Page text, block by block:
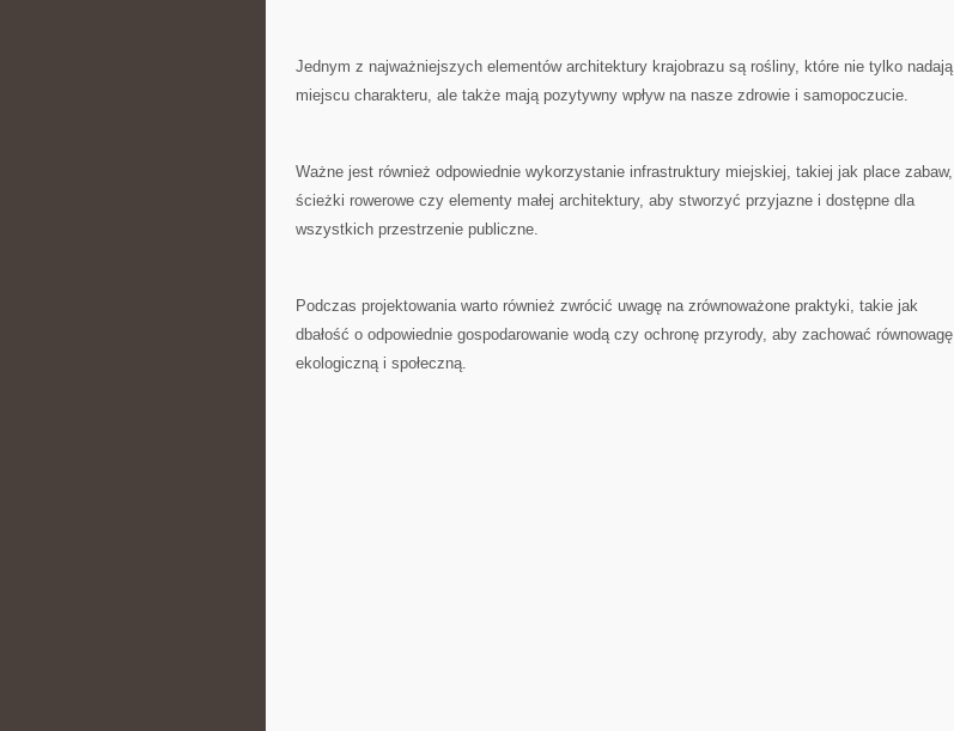
Jednym z najważniejszych elementów⁤ architektury krajobrazu są rośliny, które nie ‌tylko nadają⁢
miejscu charakteru, ⁣ale ​także mają ​pozytywny wpływ na ⁣nasze⁤ zdrowie i samopoczucie.
Ważne jest‌ również ⁣odpowiednie wykorzystanie infrastruktury miejskiej, takiej⁢ jak place zabaw,
ścieżki rowerowe czy elementy małej‌ architektury, aby stworzyć przyjazne i dostępne dla
wszystkich przestrzenie ⁢publiczne.
Podczas projektowania warto również zwrócić uwagę‍ na zrównoważone praktyki, takie jak
dbałość o odpowiednie gospodarowanie wodą czy ochronę⁤ przyrody, aby zachować równowagę
ekologiczną​ i społeczną.